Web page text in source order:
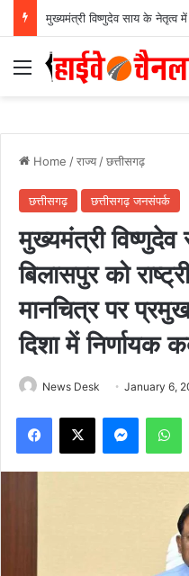
Menu
Home /राज्य /छत्तीसगढ़
छत्तीसगढ़ छत्तीसगढ़ जनसंपर्क
मुख्यमंत्री
बिलासपुर को
मानचित्र पर
दिशा में निर्णायक
News Desk January 6,
Facebook
X